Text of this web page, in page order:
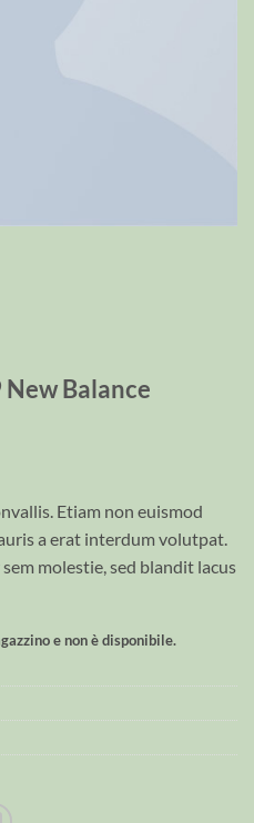
Balance
Etiam non euismod
a erat interdum volutpat.
molestie, sed blandit lacus
e non è disponibile.